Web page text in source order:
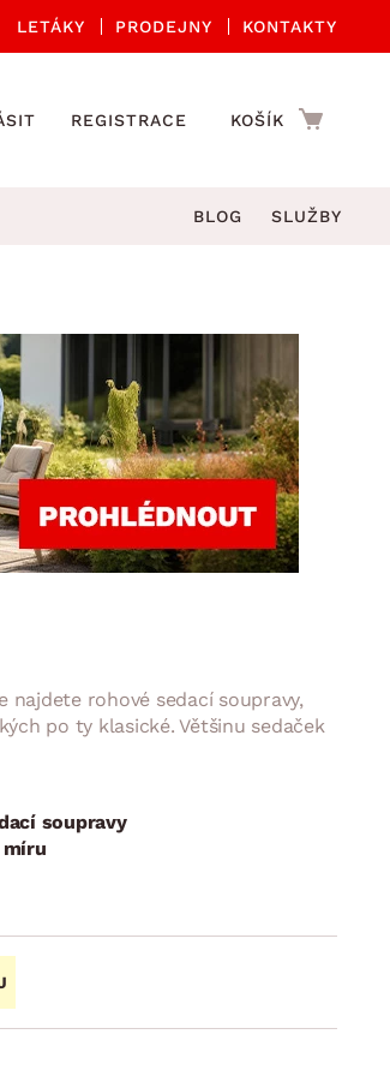
LETÁKY PRODEJNY KONTAKTY
REGISTRACE KOŠÍK
Kuchyňské příslušenství
Koupelnové doplňky
Zahradní doplňky
VÁNOCE
BLOG SLUŽBY
najdete rohové sedací soupravy,
po ty klasické. Většinu sedaček
soupravy
míru